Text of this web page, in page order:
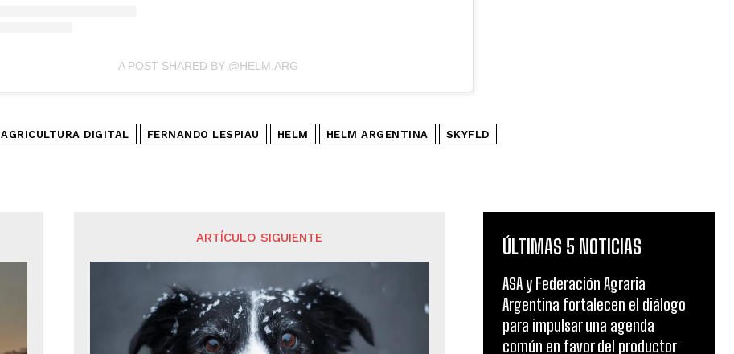
A POST SHARED BY @HELM.ARG
AGRICULTURA DIGITAL FERNANDO LESPIAU HELM HELM ARGENTINA SKYFLD
ARTÍCULO SIGUIENTE ÚLTIMAS 5 NOTICIAS
ASA y Federación Agraria
Argentina fortalecen el diálogo
para impulsar una agenda
común en favor del productor